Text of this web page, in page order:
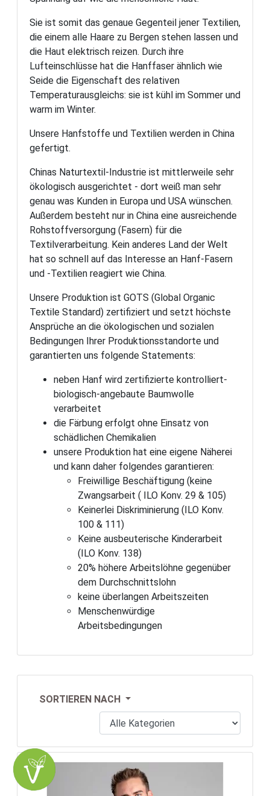
Sie ist somit das genaue Gegenteil jener Textilien,
die einem alle Haare zu Bergen stehen lassen und
die Haut elektrisch reizen. Durch ihre
Lufteinschlüsse hat die Hanffaser ähnlich wie
Seide die Eigenschaft des relativen
Temperaturausgleichs: sie ist kühl im Sommer und
warm im Winter.
Unsere Hanfstoffe und Textilien werden in China
gefertigt.
Chinas Naturtextil-Industrie ist mittlerweile sehr
ökologisch ausgerichtet - dort weiß man sehr
genau was Kunden in Europa und USA wünschen.
Außerdem besteht nur in China eine ausreichende
Rohstoffversorgung (Fasern) für die
Textilverarbeitung. Kein anderes Land der Welt
hat so schnell auf das Interesse an Hanf-Fasern
und -Textilien reagiert wie China.
Unsere Produktion ist GOTS (Global Organic
Textile Standard) zertifiziert und setzt höchste
Ansprüche an die ökologischen und sozialen
Bedingungen Ihrer Produktionsstandorte und
garantierten uns folgende Statements:
neben Hanf wird zertifizierte kontrolliert-
biologisch-angebaute Baumwolle
verarbeitet
die Färbung erfolgt ohne Einsatz von
schädlichen Chemikalien
unsere Produktion hat eine eigene Näherei
und kann daher folgendes garantieren:
Freiwillige Beschäftigung (keine
Zwangsarbeit ( ILO Konv. 29 & 105)
Keinerlei Diskriminierung (ILO Konv.
100 & 111)
Keine ausbeuterische Kinderarbeit
(ILO Konv. 138)
20% höhere Arbeitslöhne gegenüber
dem Durchschnittslohn
keine überlangen Arbeitszeiten
Menschenwürdige
Arbeitsbedingungen
SORTIEREN NACH